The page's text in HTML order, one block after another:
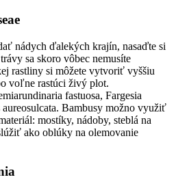
nádych ďalekých krajín, nasaďte si
sa skoro vôbec nemusíte
rastliny si môžete vytvoriť vyššiu
voľne rastúci živý plot.
fastuosa, Fargesia
Bambusy možno využiť
mostíky, nádoby, steblá na
ako oblúky na olemovanie